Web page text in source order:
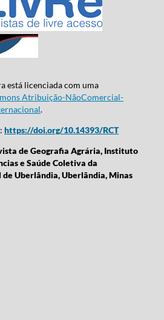
está licenciada com uma
Atribuição-NãoComercial-
.
https://doi.org/10.14393/RCT
de Geografia Agrária, Instituto
e Saúde Coletiva da
Uberlândia, Uberlândia, Minas